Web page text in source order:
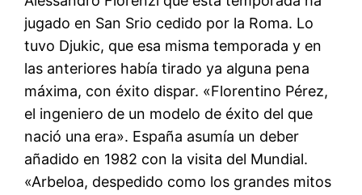
jugado en San Srio cedido por la Roma. Lo
tuvo Djukic, que esa misma temporada y en
las anteriores había tirado ya alguna pena
máxima, con éxito dispar. «Florentino Pérez,
el ingeniero de un modelo de éxito del que
nació una era». España asumía un deber
añadido en 1982 con la visita del Mundial.
«Arbeloa, despedido como los grandes mitos